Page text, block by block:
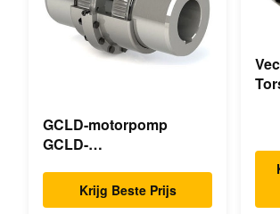
GCLD-motorpomp
GCLD-
op maat 45 2°C
Compacte voetafdruk
Krijg Beste Prijs